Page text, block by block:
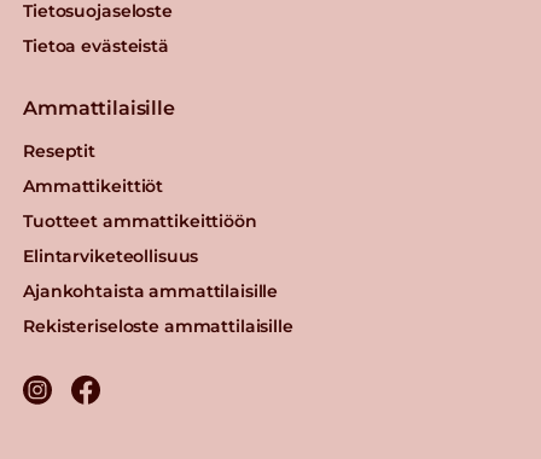
Tietosuojaseloste
Tietoa evästeistä
Ammattilaisille
Reseptit
Ammattikeittiöt
Tuotteet ammattikeittiöön
Elintarviketeollisuus
Ajankohtaista ammattilaisille
Rekisteriseloste ammattilaisille